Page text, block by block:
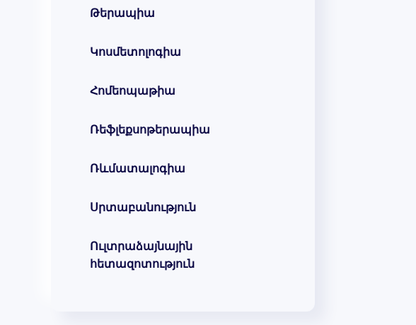
Թերապիա
Կոսմետոլոգիա
Հոմեոպաթիա
Ռեֆլեքսոթերապիա
Ռևմատալոգիա
Սրտաբանություն
Ուլտրաձայնային
հետազոտություն